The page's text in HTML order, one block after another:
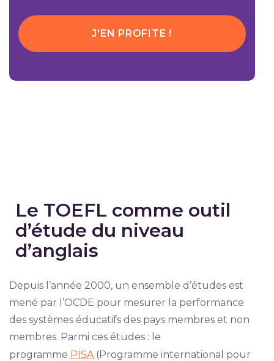
J'EN PROFITE !
Le TOEFL comme outil
d’étude du niveau
d’anglais
Depuis l’année 2000, un ensemble d’études est
mené par l’OCDE pour mesurer la performance
des systèmes éducatifs des pays membres et non
membres. Parmi ces études : le
programme PISA(Programme international pour